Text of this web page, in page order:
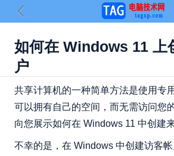
如何在 Windows 11 上
户
共享计算机的一种简单方法是使用专
可以拥有自己的空间，而无需访问您
向您展示如何在 Windows 11 中创建
不幸的是，在 Windows 中创建访客